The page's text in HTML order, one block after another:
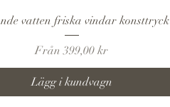
Snabbvisning
vatten friska vindar konsttryck
Från399,00 kr
Reapris
Lägg i kundvagn